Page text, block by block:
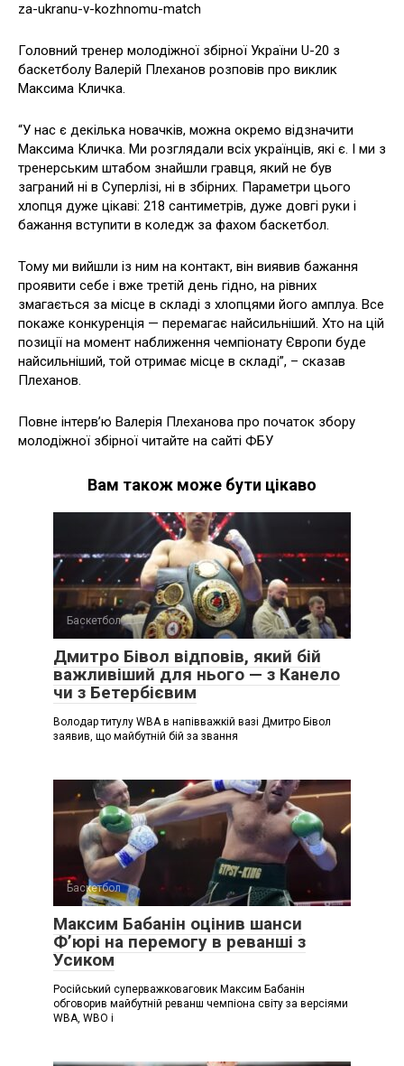
za-ukranu-v-kozhnomu-match
Головний тренер молодіжної збірної України U-20 з
баскетболу Валерій Плеханов розповів про виклик
Максима Кличка.
“У нас є декілька новачків, можна окремо відзначити
Максима Кличка. Ми розглядали всіх українців, які є. І ми з
тренерським штабом знайшли гравця, який не був
заграний ні в Суперлізі, ні в збірних. Параметри цього
хлопця дуже цікаві: 218 сантиметрів, дуже довгі руки і
бажання вступити в коледж за фахом баскетбол.
Тому ми вийшли із ним на контакт, він виявив бажання
проявити себе і вже третій день гідно, на рівних
змагається за місце в складі з хлопцями його амплуа. Все
покаже конкуренція — перемагає найсильніший. Хто на цій
позиції на момент наближення чемпіонату Європи буде
найсильніший, той отримає місце в складі”, – сказав
Плеханов.
Повне інтерв’ю Валерія Плеханова про початок збору
молодіжної збірної читайте на сайті ФБУ
Вам також може бути цікаво
Баскетбол
Дмитро Бівол відповів, який бій
важливіший для нього — з Канело
чи з Бетербієвим
Володар титулу WBA в напівважкій вазі Дмитро Бівол
заявив, що майбутній бій за звання
Баскетбол
Максим Бабанін оцінив шанси
Ф’юрі на перемогу в реванші з
Усиком
Російський суперважковаговик Максим Бабанін
обговорив майбутній реванш чемпіона світу за версіями
WBA, WBO і